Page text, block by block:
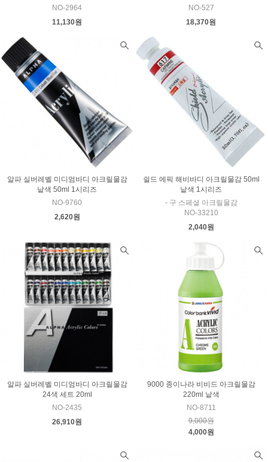
NO-2964
11,130원
NO-527
18,370원
알파 실버레벨 미디엄바디 아크릴물감
낱색 50ml 1시리즈
NO-9760
2,620원
쉴드 에픽 해비바디 아크릴물감 50ml
낱색 1시리즈
- 구 스페셜 아크릴물감
NO-33210
2,040원
알파 실버레벨 미디엄바디 아크릴물감
24색 세트 20ml
NO-2435
26,910원
9000 종이나라 비비드 아크릴물감
220ml 낱색
NO-8711
9,000원
4,000원